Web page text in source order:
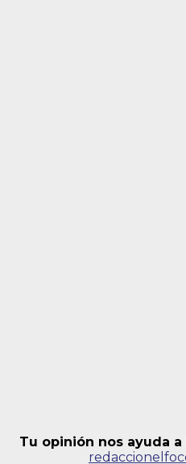
Tu opinión nos ayuda